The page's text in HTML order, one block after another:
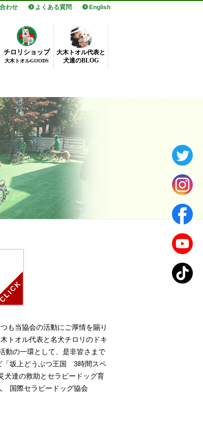
わせ よくある質問 English
チロリショップ
大木トオルGOODS
大木トオル代表と
犬達のBLOG
も当協会の活動にご厚情を賜り
トオル代表と名犬チロリのドキ
動の一環として、是非皆さまで
「坂上どうぶつ王国 3時間スペ
犬達の救助とセラピードッグ育
国際セラピードッグ協会